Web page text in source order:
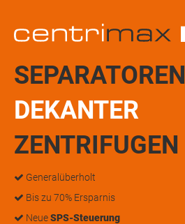
SEPARATOREN
DEKANTER
ZENTRIFUGEN
Generalüberholt
Bis zu 70% Ersparnis
NeueSPS-Steuerung